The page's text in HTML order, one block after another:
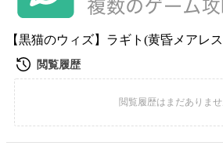
【黒猫のウィズ】ラギト(黄昏メアレ